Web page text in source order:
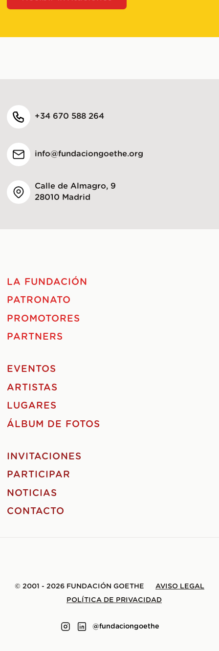
+34 670 588 264
info@fundaciongoethe.org
Calle de Almagro, 9
28010 Madrid
LA FUNDACIÓN
PATRONATO
PROMOTORES
PARTNERS
EVENTOS
ARTISTAS
LUGARES
ÁLBUM DE FOTOS
INVITACIONES
PARTICIPAR
NOTICIAS
CONTACTO
© 2001 - 2026 FUNDACIÓN GOETHE
AVISO LEGAL
POLÍTICA DE PRIVACIDAD
@fundaciongoethe